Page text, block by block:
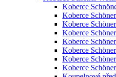
Koberce
Koberce
Koberce
Koberce
Koberce
Koberce
Koberce
Koberce